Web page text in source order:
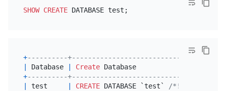
SHOW CREATE
+----------
Database Create
+----------
test CREATE DATABASE `test`
/*!40100